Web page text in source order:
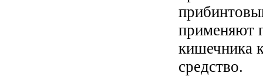
применяют
кишечника
средство.